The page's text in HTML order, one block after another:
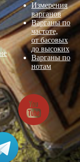
Измерения
варганов
Варганы по
частоте,
от басовых
до высоких
Варганы по
нотам